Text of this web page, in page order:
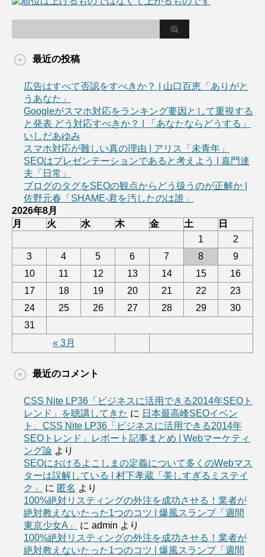
最近の投稿
広告はすべて否認をすべきか？ | 山口百恵「ありがと
うあなた」
Googleがスマホ対応をランキング要因として重視する
と発表 どう対応すべきか？ | 「あなたならどうする」
いしだあゆみ
スマホ対応が難しい真の理由 | アリス「未青年」
SEOはプレゼンテーションであると考えよう | 嘉門達
夫「日常」
ブログのタグをSEOの観点からどう扱うのが正解か |
佐野元春「SHAME-君を汚したのは誰」
2026年8月
月
火 水 木 金 土 日
« 3月
1
2
3
4 5 6 7 8
9
10
11 12 13 14 15
16
17
18 19 20 21 22
23
24
25 26 27 28 29
30
31
最近のコメント
CSS Nite LP36「ビジネスに活用できる2014年SEOト
レンド」を聴講してきた に 日本最高峰SEOイベン
ト、CSS Nite LP36「ビジネスに活用できる2014年
SEOトレンド」レポート記事まとめ | Webマーケティ
ング論 より
SEOにおけるよこしまの定義について多くのWebマス
ターは誤解している | 村下孝蔵「美しすぎるミステイ
ク」
に 匿名 より
100%絶対リスティングの外注を成功させる！業者が
絶対教えないたった1つのコツ | 爆風スランプ「週間
東京少女A」
に admin より
100%絶対リスティングの外注を成功させる！業者が
絶対教えないたった1つのコツ | 爆風スランプ「週間